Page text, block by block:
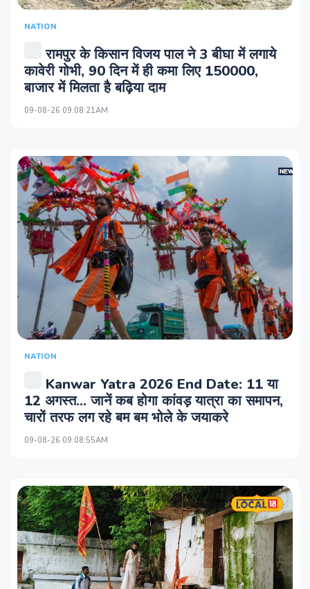
NATION
रामपुर के किसान विजय पाल ने 3 बीघा में लगाये
कावेरी गोभी, 90 दिन में ही कमा लिए 150000,
बाजार में मिलता है बढ़िया दाम
09-08-26 09:08:21AM
NATION
Kanwar Yatra 2026 End Date: 11 या
12 अगस्त... जानें कब होगा कांवड़ यात्रा का समापन,
चारों तरफ लग रहे बम बम भोले के जयाकरे
09-08-26 09:08:55AM